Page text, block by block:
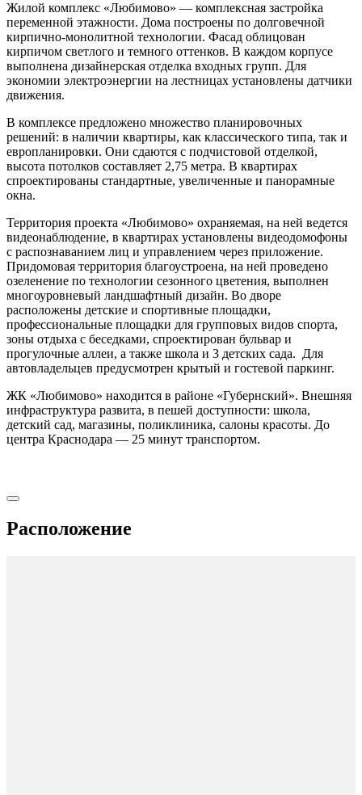
Жилой комплекс «Любимово» — комплексная застройка
переменной этажности. Дома построены по долговечной
кирпично-монолитной технологии. Фасад облицован
кирпичом светлого и темного оттенков. В каждом корпусе
выполнена дизайнерская отделка входных групп. Для
экономии электроэнергии на лестницах установлены датчики
движения.
В комплексе предложено множество планировочных
решений: в наличии квартиры, как классического типа, так и
европланировки. Они сдаются с подчистовой отделкой,
высота потолков составляет 2,75 метра. В квартирах
спроектированы стандартные, увеличенные и панорамные
окна.
Территория проекта «Любимово» охраняемая, на ней ведется
видеонаблюдение, в квартирах установлены видеодомофоны
с распознаванием лиц и управлением через приложение.
Придомовая территория благоустроена, на ней проведено
озеленение по технологии сезонного цветения, выполнен
многоуровневый ландшафтный дизайн. Во дворе
расположены детские и спортивные площадки,
профессиональные площадки для групповых видов спорта,
зоны отдыха с беседками, спроектирован бульвар и
прогулочные аллеи, а также школа и 3 детских сада. Для
автовладельцев предусмотрен крытый и гостевой паркинг.
ЖК «Любимово» находится в районе «Губернский». Внешняя
инфраструктура развита, в пешей доступности: школа,
детский сад, магазины, поликлиника, салоны красоты. До
центра Краснодара — 25 минут транспортом.
Расположение